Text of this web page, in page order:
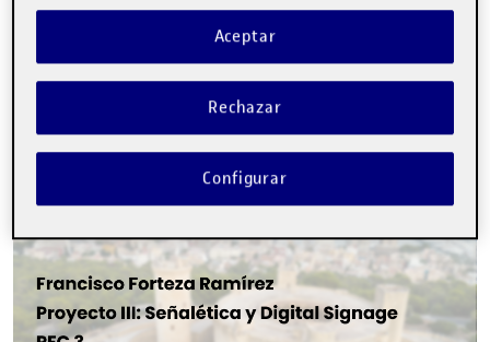
Hola a todos! Dejo por aquí mi PEC 4. …
PEC 3 – Proyecto III: Señalética y Digital Signage.
Publicado por
Francisco Forteza Ramirez
Fecha de publicación
-comentarioen PEC 3 – Proyecto III: Señalética y
Rechazar
Aceptar
Configurar